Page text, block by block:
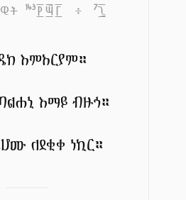
143፻፵፫ ፥ 7፯
እምአርያም።
እማይ ብዙኅ።
ለደቂቀ ነኪር።